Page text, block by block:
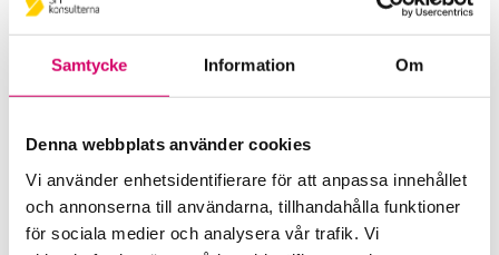
Samtycke Information Om
Denna webbplats använder cookies
Vi använder enhetsidentifierare för att anpassa innehållet
och annonserna till användarna, tillhandahålla funktioner
för sociala medier och analysera vår trafik. Vi
Susanne Holmström